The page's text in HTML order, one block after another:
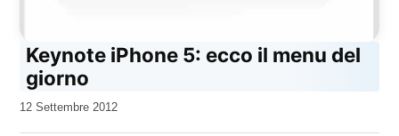
Keynote iPhone 5: ecco il menu del
giorno
da
12 Settembre 2012